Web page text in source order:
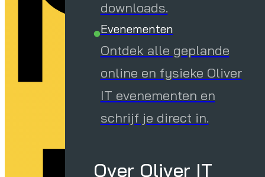
downloads.
Evenementen
Ontdek alle geplande
online en fysieke Oliver
IT evenementen en
schrijf je direct in.
Over Oliver IT